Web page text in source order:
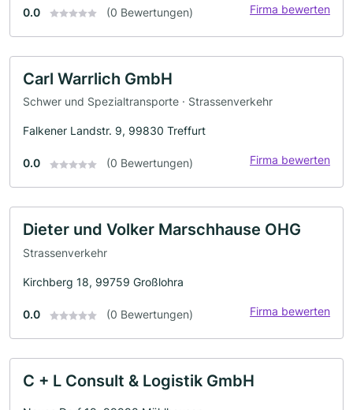
0.0 (0 Bewertungen) Firma bewerten
Carl Warrlich GmbH
Schwer und Spezialtransporte · Strassenverkehr
Falkener Landstr. 9, 99830 Treffurt
0.0 (0 Bewertungen) Firma bewerten
Dieter und Volker Marschhause OHG
Strassenverkehr
Kirchberg 18, 99759 Großlohra
0.0 (0 Bewertungen) Firma bewerten
C + L Consult & Logistik GmbH